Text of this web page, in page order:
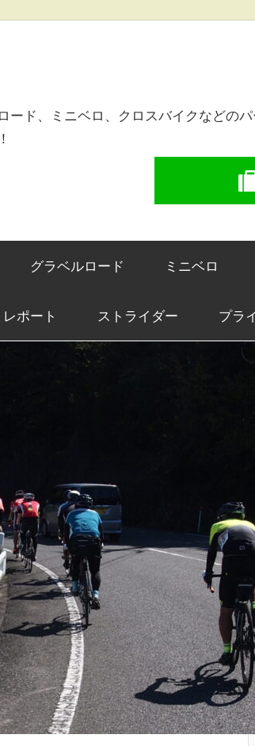
ド、ミニベロ、クロスバイクなどの
グラベルロード ミニベロ
ポート ストライダー プラ